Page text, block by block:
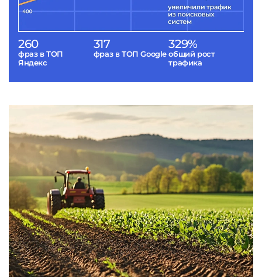
260
фраз в ТОП
Яндекс
317
фраз в ТОП Google
329%
общий рост
трафика